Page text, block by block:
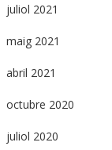
juliol 2021
maig 2021
abril 2021
octubre 2020
juliol 2020